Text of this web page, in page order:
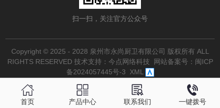
扫一扫，关注官方公众号
Copyright © 2025 - 2028 泉州市永尚厨卫有限公司 版权所有 ALL
RIGHTS RESERVED技术支持：今点网络科技 网站备案号： 闽ICP
备2024057445号-3
XML
首页 产品中心 联系我们 一键拨号